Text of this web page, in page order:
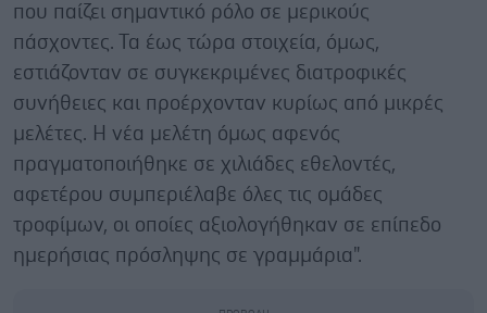
που παίζει σημαντικό ρόλο σε μερικούς
πάσχοντες. Τα έως τώρα στοιχεία, όμως,
εστιάζονταν σε συγκεκριμένες διατροφικές
συνήθειες και προέρχονταν κυρίως από μικρές
μελέτες. Η νέα μελέτη όμως αφενός
πραγματοποιήθηκε σε χιλιάδες εθελοντές,
αφετέρου συμπεριέλαβε όλες τις ομάδες
τροφίμων, οι οποίες αξιολογήθηκαν σε επίπεδο
ημερήσιας πρόσληψης σε γραμμάρια".